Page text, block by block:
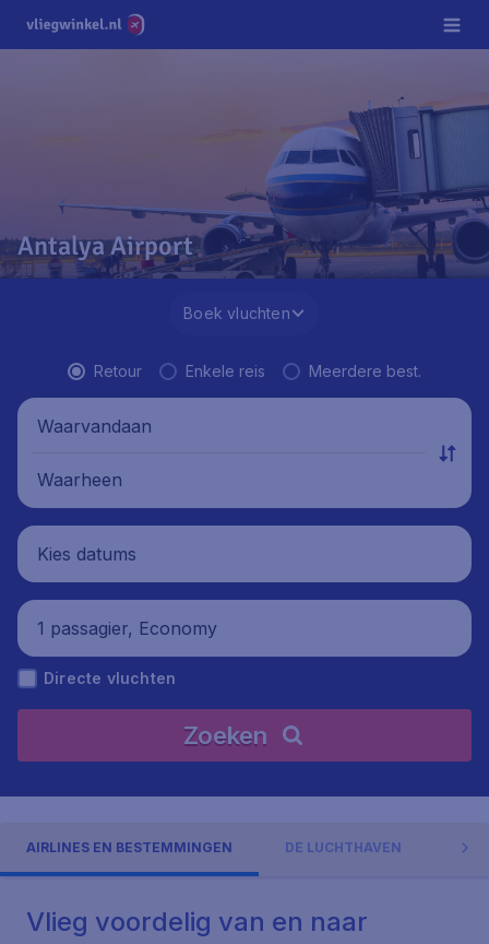
Antalya Airport
Boek vluchten
Retour Enkele reis Meerdere best.
Waarvandaan
Waarheen
Kies datums
1 passagier, Economy
Directe vluchten
Zoeken
AIRLINES EN BESTEMMINGEN DE LUCHTHAVEN
Vlieg voordelig van en naar